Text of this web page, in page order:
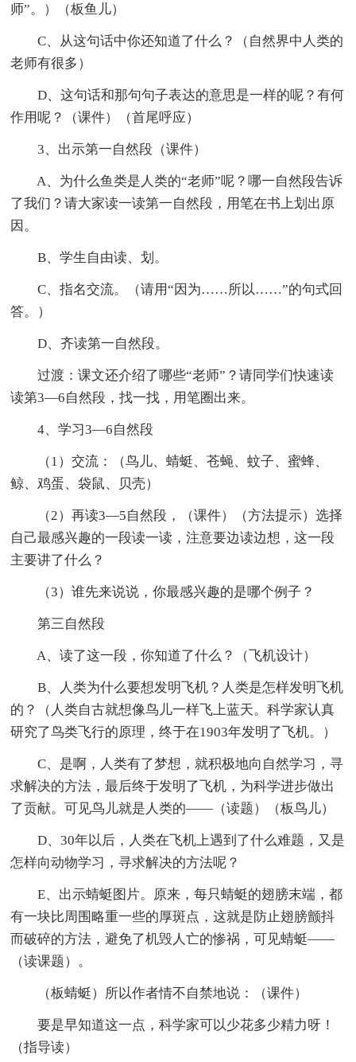
师”。）（板鱼儿）
C、从这句话中你还知道了什么？（自然界中人类的
老师有很多）
D、这句话和那句句子表达的意思是一样的呢？有何
作用呢？（课件）（首尾呼应）
3、出示第一自然段（课件）
A、为什么鱼类是人类的“老师”呢？哪一自然段告诉
了我们？请大家读一读第一自然段，用笔在书上划出原
因。
B、学生自由读、划。
C、指名交流。（请用“因为……所以……”的句式回
答。）
D、齐读第一自然段。
过渡：课文还介绍了哪些“老师”？请同学们快速读
读第3—6自然段，找一找，用笔圈出来。
4、学习3—6自然段
（1）交流：（鸟儿、蜻蜓、苍蝇、蚊子、蜜蜂、
鲸、鸡蛋、袋鼠、贝壳）
（2）再读3—5自然段，（课件）（方法提示）选择
自己最感兴趣的一段读一读，注意要边读边想，这一段
主要讲了什么？
（3）谁先来说说，你最感兴趣的是哪个例子？
第三自然段
A、读了这一段，你知道了什么？（飞机设计）
B、人类为什么要想发明飞机？人类是怎样发明飞机
的？（人类自古就想像鸟儿一样飞上蓝天。科学家认真
研究了鸟类飞行的原理，终于在1903年发明了飞机。）
C、是啊，人类有了梦想，就积极地向自然学习，寻
求解决的方法，最后终于发明了飞机，为科学进步做出
了贡献。可见鸟儿就是人类的——（读题）（板鸟儿）
D、30年以后，人类在飞机上遇到了什么难题，又是
怎样向动物学习，寻求解决的方法呢？
E、出示蜻蜓图片。原来，每只蜻蜓的翅膀末端，都
有一块比周围略重一些的厚斑点，这就是防止翅膀颤抖
而破碎的方法，避免了机毁人亡的惨祸，可见蜻蜓——
（读课题）。
（板蜻蜓）所以作者情不自禁地说：（课件）
要是早知道这一点，科学家可以少花多少精力呀！
（指导读）